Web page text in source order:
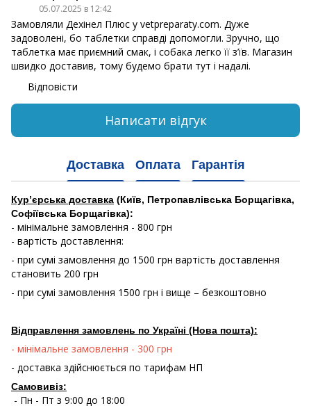
05.07.2025 в 12:42
Замовляли Дехінел Плюс у vetpreparaty.com. Дуже
задоволені, бо таблетки справді допомогли. Зручно, що
таблетка має приємний смак, і собака легко її з’їв. Магазин
швидко доставив, тому будемо брати тут і надалі.
Відповісти
Написати відгук
Доставка Оплата Гарантія
Кур’єрська доставка (Київ, Петропавлівська Борщагівка,
Софіївська Борщагівка):
- мінімальне замовлення - 800 грн
- вартість доставлення:
- при сумі замовлення до 1500 грн вартість доставлення
становить 200 грн
- при сумі замовлення 1500 грн і вище – безкоштовно
Відправлення замовлень по Україні (Нова пошта):
- мінімальне замовлення - 300 грн
- доставка здійснюється по тарифам НП
Самовивіз:
- Пн - Пт з 9:00 до 18:00